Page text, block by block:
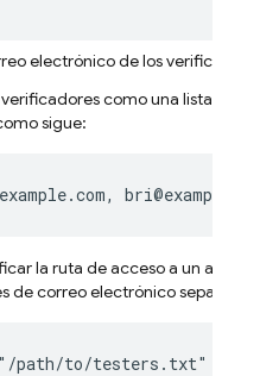
electrónico de los
como una lista de
sigue:
la ruta de acceso a un
de correo electrónico separada
path/to/testers.txt"